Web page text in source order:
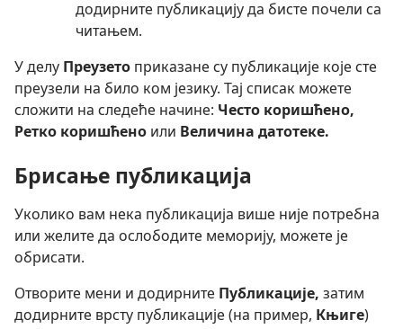
додирните публикацију да бисте почели са
читањем.
У делу Преузето приказане су публикације које сте
преузели на било ком језику. Тај списак можете
сложити на следеће начине: Често коришћено,
Ретко коришћено или Величина датотеке.
Брисање публикација
Уколико вам нека публикација више није потребна
или желите да ослободите меморију, можете је
обрисати.
Отворите мени и додирните Публикације, затим
додирните врсту публикације (на пример, Књиге)